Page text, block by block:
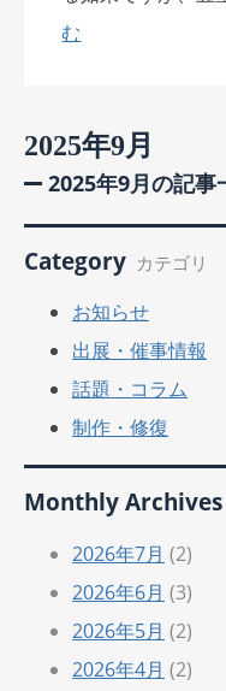
2025年9月
2025年9月の記事
Category カテゴリ
お知らせ
出展・催事情報
話題・コラム
制作・修復
Monthly Archives
2026年7月 (2)
2026年6月 (3)
2026年5月 (2)
2026年4月 (2)
む